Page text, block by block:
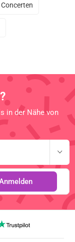
Concerten
in der Nähe von